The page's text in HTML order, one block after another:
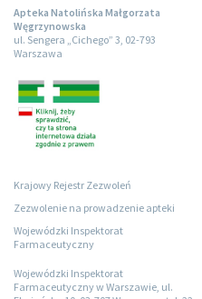
Apteka Natolińska Małgorzata
Węgrzynowska
ul. Sengera „Cichego” 3, 02-793
Warszawa
Krajowy Rejestr Zezwoleń
Zezwolenie na prowadzenie apteki
Wojewódzki Inspektorat
Farmaceutyczny
Wojewódzki Inspektorat
Farmaceutyczny w Warszawie, ul.